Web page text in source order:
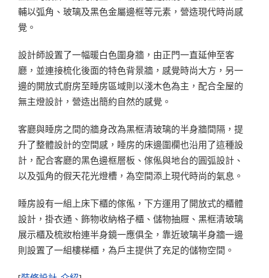
輔以弧角、玻璃及黑色金屬邊框等元素，營造現代時尚感
覺。
設計師設置了一幅暖白色圍身牆，由正門一直延伸至客
廳，並連接梳化後面的特色背景牆，感覺時尚大方，另一
邊的開放式廚房至睡房區域則以淺木色為主，配合全屋的
無主燈設計，營造出簡約自然的感覺。
客廳與睡房之間的牆身改為黑框清玻璃的半身牆間隔，提
升了整體設計的空間感，睡房的床邊圍欄也沿用了這種設
計，配合客廳的黑色邊框層板、傢俬與地台的圓弧設計、
以及弧角的假天花光燈槽，為空間添上現代時尚的氣息。
睡房設有一組上床下櫃的傢俬，下方運用了開放式的櫃體
設計，掛衣通、飾物收納格子櫃、儲物抽屜、黑框清玻璃
展示櫃及梳妝枱連半身鏡一應俱全，靠近玻璃半身牆一邊
則設置了一組樓梯櫃，為戶主提供了充足的儲物空間。